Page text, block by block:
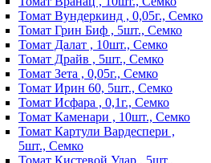
Томат Вундеркинд , 0,05г., Семко
Томат Грин Биф , 5шт., Семко
Томат Далат , 10шт., Семко
Томат Драйв , 5шт., Семко
Томат Зета , 0,05г., Семко
Томат Ирин 60, 5шт., Семко
Томат Исфара , 0,1г., Семко
Томат Каменари , 10шт., Семко
Томат Картули Вардеспери ,
5шт., Семко
Томат Кистевой Удар , 5шт.,